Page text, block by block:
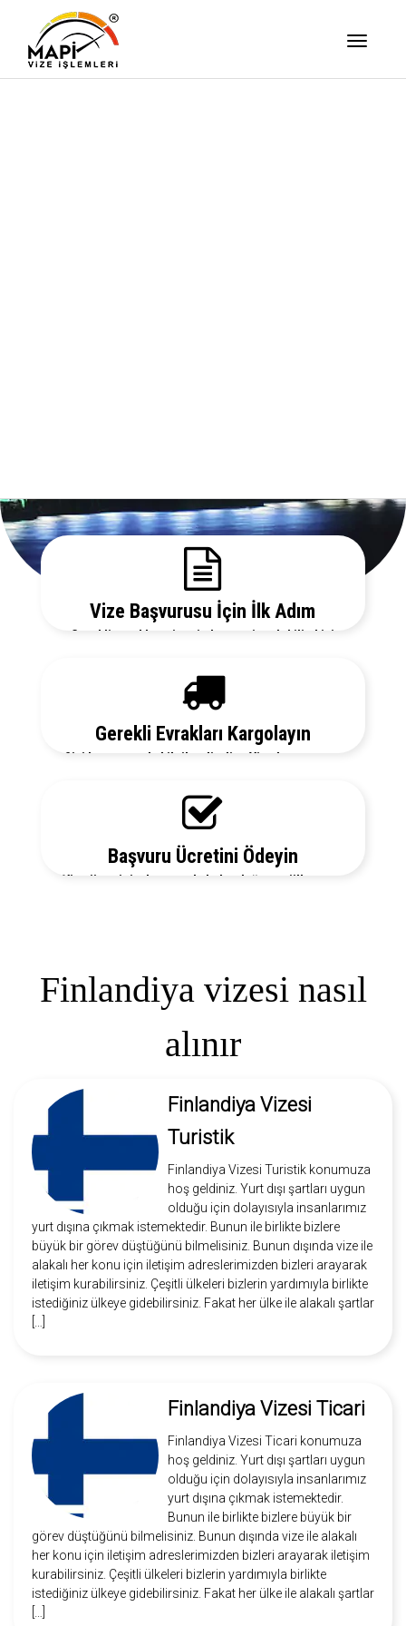
Vize Başvurusu İçin İlk Adım
Gerekli evrakları sitemizden temin edebilir, bizi
Gerekli Evrakları Kargolayın
Sizi her aşamada bilgilendirelim. Vize başvurunuz
Başvuru Ücretini Ödeyin
Vize ücretiniz, başvuruda bulunduğunuz ülkeye ve
Finlandiya vizesi nasıl
alınır
Finlandiya Vizesi
Turistik
Finlandiya Vizesi Turistik konumuza
hoş geldiniz. Yurt dışı şartları uygun
olduğu için dolayısıyla insanlarımız
yurt dışına çıkmak istemektedir. Bunun ile birlikte bizlere
büyük bir görev düştüğünü bilmelisiniz. Bunun dışında vize ile
alakalı her konu için iletişim adreslerimizden bizleri arayarak
iletişim kurabilirsiniz. Çeşitli ülkeleri bizlerin yardımıyla birlikte
istediğiniz ülkeye gidebilirsiniz. Fakat her ülke ile alakalı şartlar
Finlandiya Vizesi Ticari
Finlandiya Vizesi Ticari konumuza
hoş geldiniz. Yurt dışı şartları uygun
olduğu için dolayısıyla insanlarımız
yurt dışına çıkmak istemektedir.
Bunun ile birlikte bizlere büyük bir
görev düştüğünü bilmelisiniz. Bunun dışında vize ile alakalı
her konu için iletişim adreslerimizden bizleri arayarak iletişim
kurabilirsiniz. Çeşitli ülkeleri bizlerin yardımıyla birlikte
istediğiniz ülkeye gidebilirsiniz. Fakat her ülke ile alakalı şartlar